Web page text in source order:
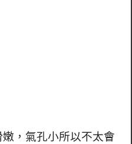
，氣孔小所以不太會